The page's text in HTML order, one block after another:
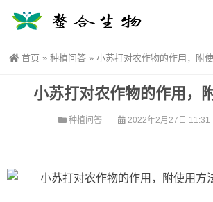
首页 » 种植问答 » 小苏打对农作物的作用，附
小苏打对农作物的作用，
种植问答 2022年2月27日 11:31